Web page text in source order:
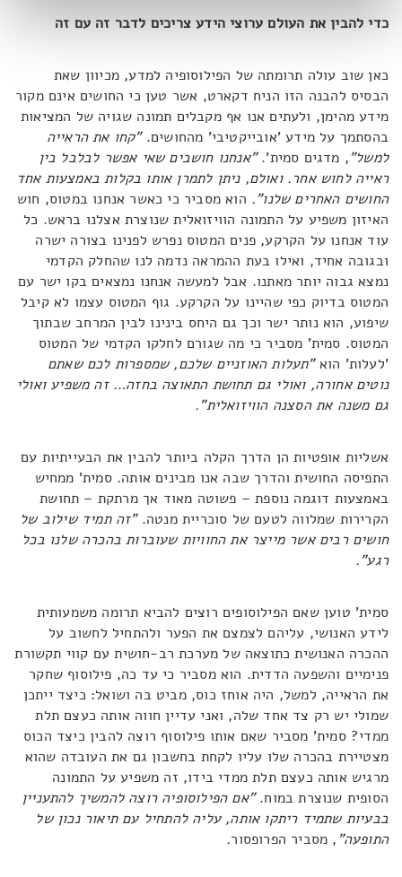
כדי להבין את העולם ערוצי הידע צריכים לדבר זה עם זה
כאן שוב עולה תרומתה של הפילוסופיה למדע, מכיוון שאת
הבסיס להבנה הזו הניח דקארט, אשר טען כי החושים אינם מקור
מידע מהימן, ולעתים אנו אף מקבלים תמונה שגויה של המציאות
בהסתמך על מידע 'אובייקטיבי' מהחושים."קחו את הראייה
למשל", מדגים סמית'."אנחנו חושבים שאי אפשר לבלבל בין
ראייה לחוש אחר. ואולם, ניתן לתמרן אותו בקלות באמצעות אחד
החושים האחרים שלנו". הוא מסביר כי כאשר אנחנו במטוס, חוש
האיזון משפיע על התמונה הוויזואלית שנוצרת אצלנו בראש. כל
עוד אנחנו על הקרקע, פנים המטוס נפרש לפנינו בצורה ישרה
ובגובה אחיד, ואילו בעת ההמראה נדמה לנו שהחלק הקדמי
נמצא גבוה יותר מאתנו. אבל למעשה אנחנו נמצאים בקו ישר עם
המטוס בדיוק כפי שהיינו על הקרקע. גוף המטוס עצמו לא קיבל
שיפוע, הוא נותר ישר וכך גם היחס בינינו לבין המרחב שבתוך
המטוס. סמית' מסביר כי מה שגורם לחלקו הקדמי של המטוס
'לעלות' הוא"תעלות האוזניים שלכם, שמספרות לכם שאתם
נוטים אחורה, ואולי גם תחושת התאוצה בחזה… זה משפיע ואולי
גם משנה את הסצנה הוויזואלית".
אשליות אופטיות הן הדרך הקלה ביותר להבין את הבעייתיות עם
התפיסה החושית והדרך שבה אנו מבינים אותה. סמית' ממחיש
באמצעות דוגמה נוספת – פשוטה מאוד אך מרתקת – תחושת
הקרירות שמלווה לטעם של סוכריית מנטה. "זה תמיד שילוב של
חושים רבים אשר מייצר את החוויות שעוברות בהכרה שלנו בכל
רגע".
סמית' טוען שאם הפילוסופים רוצים להביא תרומה משמעותית
לידע האנושי, עליהם לצמצם את הפער ולהתחיל לחשוב על
ההכרה האנושית כתוצאה של מערכת רב-חושית עם קווי תקשורת
פנימיים והשפעה הדדית. הוא מסביר כי עד כה, פילוסוף שחקר
את הראייה, למשל, היה אוחז כוס, מביט בה ושואל: כיצד ייתכן
שמולי יש רק צד אחד שלה, ואני עדיין חווה אותה כעצם תלת
ממדי? סמית' מסביר שאם אותו פילוסוף רוצה להבין כיצד הכוס
מצטיירת בהכרה שלו עליו לקחת בחשבון גם את העובדה שהוא
מרגיש אותה כעצם תלת ממדי בידו, זה משפיע על התמונה
הסופית שנוצרת במוח."אם הפילוסופיה רוצה להמשיך להתעניין
בבעיות שתמיד ריתקו אותה, עליה להתחיל עם תיאור נכון של
התופעה", מסביר הפרופסור.